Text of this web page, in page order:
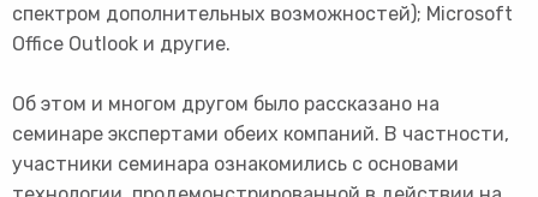
спектром дополнительных возможностей); Microsoft
Office Outlook и другие.
Об этом и многом другом было рассказано на
семинаре экспертами обеих компаний. В частности,
участники семинара ознакомились с основами